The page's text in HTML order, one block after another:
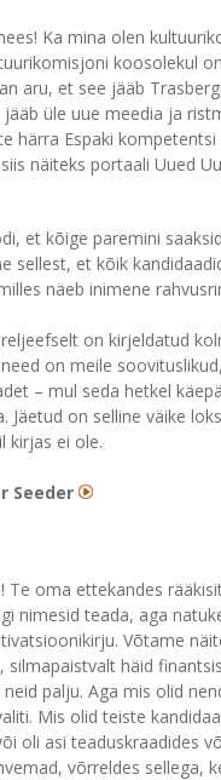
Ka mina olen
koosolekul
aru, et see jääb
jääb üle uue meedia ja
härra Espaki
näiteks portaali Uued
et kõige paremini
sellest, et kõik
näeb inimene
on kirjeldatud
on meile
– mul seda hetkel
Jäetud on selline väike
kirjas ei ole.
Seeder
Te oma ettekandes
nimesid teada, aga
Võtame
silmapaistvalt häid
palju. Aga mis olid
Mis olid teiste
oli asi teaduskraadides
võrreldes sellega,